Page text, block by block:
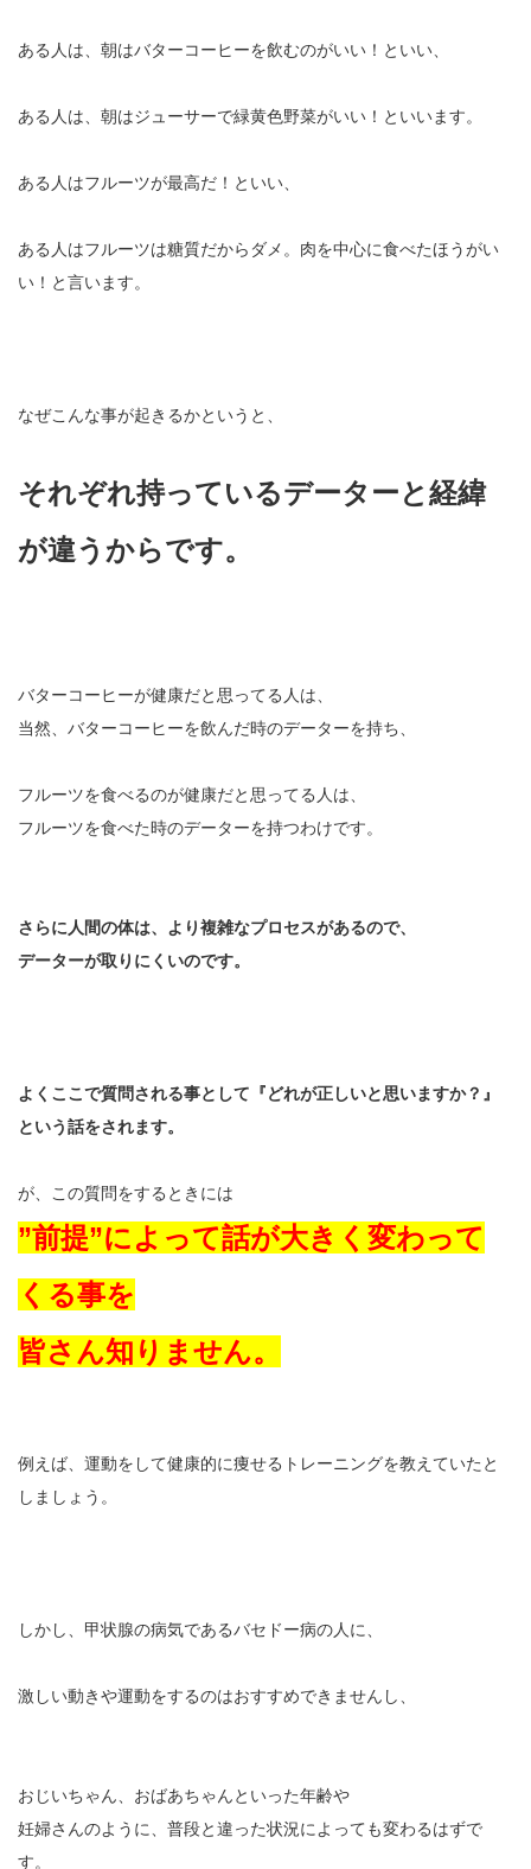
ある人は、朝はバターコーヒーを飲むのがいい！といい、
ある人は、朝はジューサーで緑黄色野菜がいい！といいます。
ある人はフルーツが最高だ！といい、
ある人はフルーツは糖質だからダメ。肉を中心に食べたほうがい
い！と言います。
なぜこんな事が起きるかというと、
それぞれ持っているデーターと経緯
が違うからです。
バターコーヒーが健康だと思ってる人は、
当然、バターコーヒーを飲んだ時のデーターを持ち、
フルーツを食べるのが健康だと思ってる人は、
フルーツを食べた時のデーターを持つわけです。
さらに人間の体は、より複雑なプロセスがあるので、
データーが取りにくいのです。
よくここで質問される事として『どれが正しいと思いますか？』
という話をされます。
が、この質問をするときには
”前提”によって話が大きく変わって
くる事を
皆さん知りません。
例えば、運動をして健康的に痩せるトレーニングを教えていたと
しましょう。
しかし、甲状腺の病気であるバセドー病の人に、
激しい動きや運動をするのはおすすめできませんし、
おじいちゃん、おばあちゃんといった年齢や
妊婦さんのように、普段と違った状況によっても変わるはずで
す。